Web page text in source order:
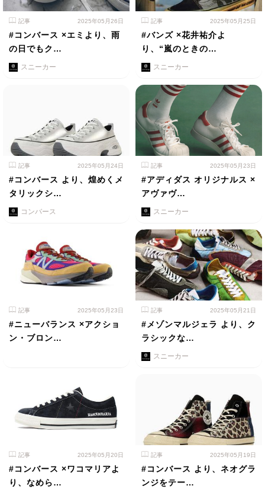
記事 2025年05月26日
#コンバース ×エミより、雨
の日でもク…
スニーカー
記事 2025年05月25日
#バンズ ×花井祐介よ
り、“嵐のときの…
スニーカー
記事 2025年05月24日
#コンバース より、煌めくメ
タリックシ…
コンバース
記事 2025年05月23日
#アディダス オリジナルス ×
アヴァヴ…
スニーカー
記事 2025年05月23日
#ニューバランス ×アクショ
ン・ブロン…
記事 2025年05月21日
#メゾンマルジェラ より、ク
ラシックな…
スニーカー
記事 2025年05月20日
#コンバース ×ワコマリアよ
り、なめら…
記事 2025年05月19日
#コンバース より、ネオグラ
ンジをテー…